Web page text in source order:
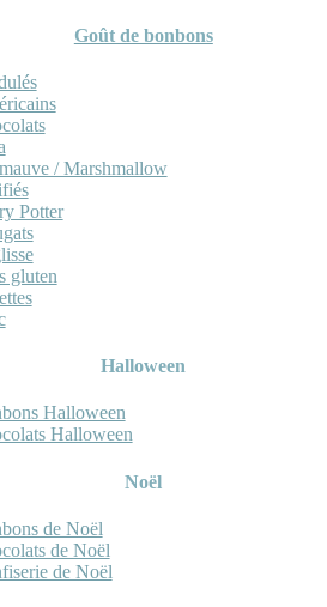
Goût de bonbons
/ Marshmallow
Potter
gluten
Halloween
Halloween
Halloween
Noël
de Noël
de Noël
de Noël